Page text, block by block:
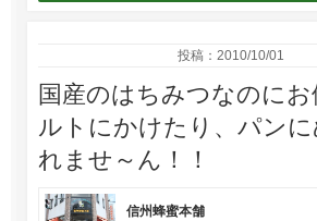
投稿：2010/10/01
国産のはちみつなのに
ルトにかけたり、パン
れませ～ん！！
信州蜂蜜本舗